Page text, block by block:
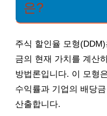
은?
주식 할인율 모형
금의 현재 가치를 계산
방법론입니다. 이 모형
수익률과 기업의 배당
산출합니다.